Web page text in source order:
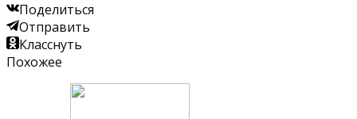
Поделиться
Отправить
Класснуть
Похожее